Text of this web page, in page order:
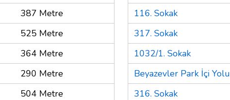
387 Metre
525 Metre
364 Metre
290 Metre
504 Metre
116. Sokak
317. Sokak
1032/1. Sokak
Beyazevler Park İçi Yolu
316. Sokak